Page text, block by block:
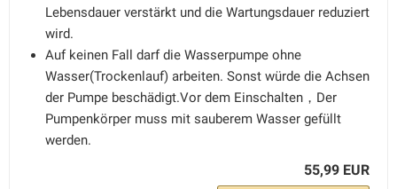
Lebensdauer verstärkt und die Wartungsdauer reduziert
wird.
Auf keinen Fall darf die Wasserpumpe ohne
Wasser(Trockenlauf) arbeiten. Sonst würde die Achsen
der Pumpe beschädigt.Vor dem Einschalten，Der
Pumpenkörper muss mit sauberem Wasser gefüllt
werden.
55,99 EUR